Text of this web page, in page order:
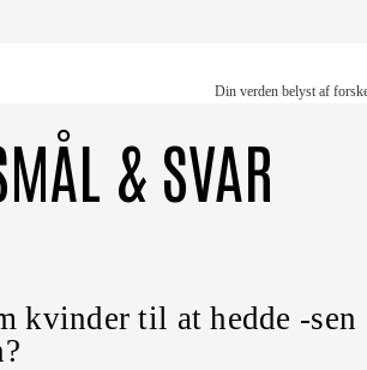
Din verden belyst af
& SVAR
kvinder til at hedde -sen